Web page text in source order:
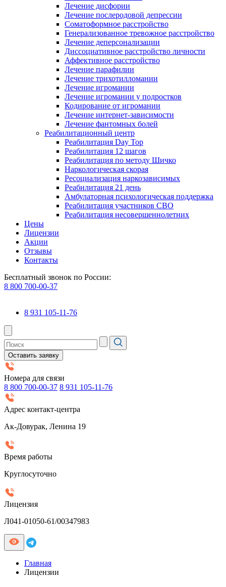
Лечение дисфории
Лечение послеродовой депрессии
Соматоформное расстройство
Генерализованное тревожное расстройство
Лечение деперсонализации
Диссоциативное расстройство личности
Аффективное расстройство
Лечение парафилии
Лечение трихотилломании
Лечение игромании
Лечение игромании у подростков
Кодирование от игромании
Лечение интернет-зависимости
Лечение фантомных болей
Реабилитационный центр
Реабилитация Day Top
Реабилитация 12 шагов
Реабилитация по методу Шичко
Наркологическая скорая
Ресоциализация наркозависимых
Реабилитация 21 день
Амбулаторная психологическая поддержка
Реабилитация участников СВО
Реабилитация несовершеннолетних
Цены
Лицензии
Акции
Отзывы
Контакты
Бесплатный звонок по России:
8 800 700-00-37
8 931 105-11-76
Оставить заявку
Номера для связи
8 800 700-00-37 8 931 105-11-76
Адрес контакт-центра
Ак-Довурак, Ленина 19
Время работы
Круглосуточно
Лицензия
Л041-01050-61/00347983
Главная
Лицензии